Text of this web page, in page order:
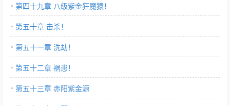
第四十九章 八级紫金狂魔猿！
第五十章 击杀！
第五十一章 洗劫！
第五十二章 祸患！
第五十三章 赤阳紫金源